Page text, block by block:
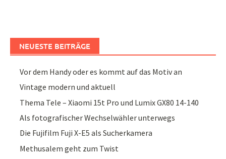
NEUESTE BEITRÄGE
Vor dem Handy oder es kommt auf das Motiv an
Vintage modern und aktuell
Thema Tele – Xiaomi 15t Pro und Lumix GX80 14-140
Als fotografischer Wechselwähler unterwegs
Die Fujifilm Fuji X-E5 als Sucherkamera
Methusalem geht zum Twist